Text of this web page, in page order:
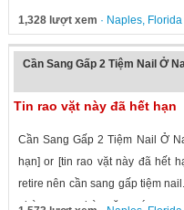
1,328 lượt xem · Naples, Florida
Cần Sang Gấp 2 Tiệm Nail Ở
Tin rao vặt này đã hết hạn
Cần Sang Gấp 2 Tiệm Nail Ở
hạn] or [tin rao vặt này đã hết
retire nên cần sang gấp tiệm
phòng wax, phòng ăn, máy...